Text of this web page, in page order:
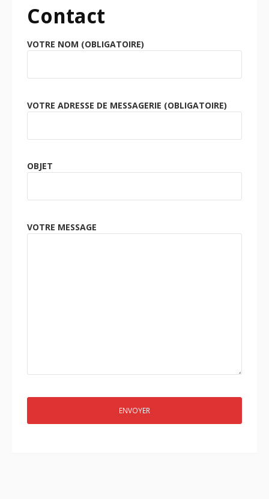
Contact
VOTRE NOM (OBLIGATOIRE)
VOTRE ADRESSE DE MESSAGERIE (OBLIGATOIRE)
OBJET
VOTRE MESSAGE